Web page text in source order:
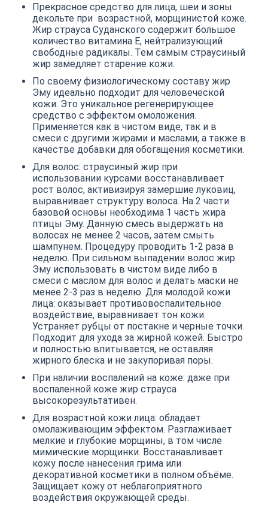
Прекрасное средство для лица, шеи и зоны
декольте при возрастной, морщинистой коже.
Жир страуса Суданского содержит большое
количество витамина Е, нейтрализующий
свободные радикалы. Тем самым страусиный
жир замедляет старение кожи.
По своему физиологическому составу жир
Эму идеально подходит для человеческой
кожи. Это уникальное регенерирующее
средство с эффектом омоложения.
Применяется как в чистом виде, так и в
смеси с другими жирами и маслами, а также в
качестве добавки для обогащения косметики.
Для волос: страусиный жир при
использовании курсами восстанавливает
рост волос, активизируя замершие луковиц,
выравнивает структуру волоса. На 2 части
базовой основы необходима 1 часть жира
птицы Эму. Данную смесь выдержать на
волосах не менее 2 часов, затем смыть
шампунем. Процедуру проводить 1-2 раза в
неделю. При сильном выпадении волос жир
Эму использовать в чистом виде либо в
смеси с маслом для волос и делать маски не
менее 2-3 раз в неделю. Для молодой кожи
лица: оказывает противовоспалительное
воздействие, выравнивает тон кожи.
Устраняет рубцы от постакне и черные точки.
Подходит для ухода за жирной кожей. Быстро
и полностью впитывается, не оставляя
жирного блеска и не закупоривая поры.
При наличии воспалений на коже: даже при
воспаленной коже жир страуса
высокорезультативен.
Для возрастной кожи лица: обладает
омолаживающим эффектом. Разглаживает
мелкие и глубокие морщины, в том числе
мимические морщинки. Восстанавливает
кожу после нанесения грима или
декоративной косметики в полном объёме.
Защищает кожу от неблагоприятного
воздействия окружающей среды.